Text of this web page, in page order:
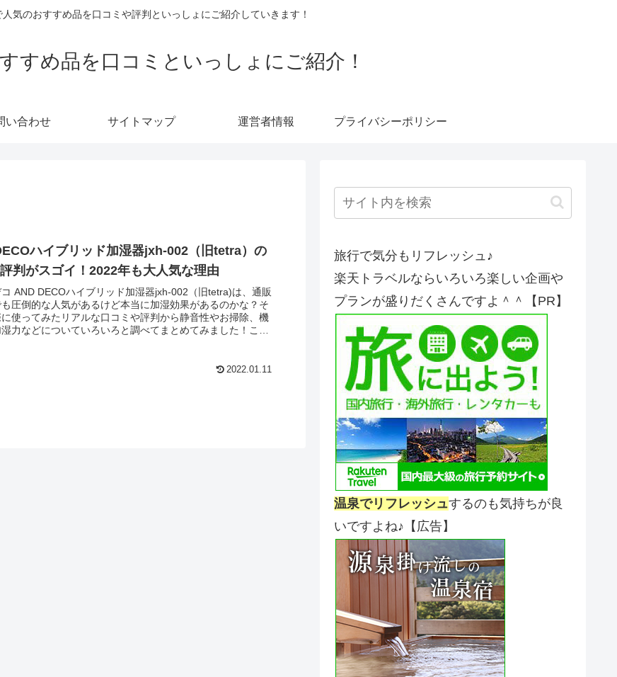
人気のおすすめ品を口コミや評判といっしょにご紹介していきます！
すめ品を口コミといっしょにご紹介！
い合わせ サイトマップ 運営者情報 プライバシーポリシー
ハイブリッド加湿器jxh-002（旧tetra）の
判がスゴイ！2022年も大人気な理由
AND DECOハイブリッド加湿器jxh-002（旧tetra)は、通販
圧倒的な人気があるけど本当に加湿効果があるのかな？そ
に使ってみたリアルな口コミや評判から静音性やお掃除、機
力などについていろいろと調べてまとめてみました！これ
2022.01.11
旅行で気分もリフレッシュ♪
楽天トラベルならいろいろ楽しい企画や
プランが盛りだくさんですよ＾＾【PR】
温泉でリフレッシュするのも気持ちが良
いですよね♪【広告】